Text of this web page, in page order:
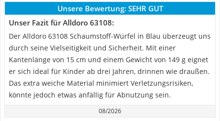
Unsere Bewertung: SEHR GUT
Unser Fazit für Alldoro 63108:
Der Alldoro 63108 Schaumstoff-Würfel in Blau überzeugt uns
durch seine Vielseitigkeit und Sicherheit. Mit einer
Kantenlänge von 15 cm und einem Gewicht von 149 g eignet
er sich ideal für Kinder ab drei Jahren, drinnen wie draußen.
Das extra weiche Material minimiert Verletzungsrisiken,
könnte jedoch etwas anfällig für Abnutzung sein.
08/2026